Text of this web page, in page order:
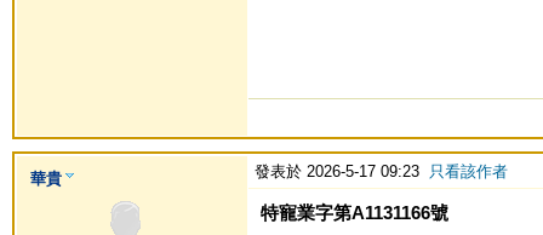
華貴 發表於 2026-5-17 09:23 只看該作者
特寵業字第A1131166號